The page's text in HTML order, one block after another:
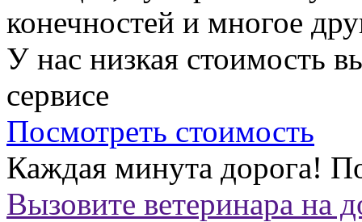
конечностей и многое
У нас низкая стоимость
сервисе
Посмотреть стоимость
Каждая минута дорога!
Вызовите ветеринара на